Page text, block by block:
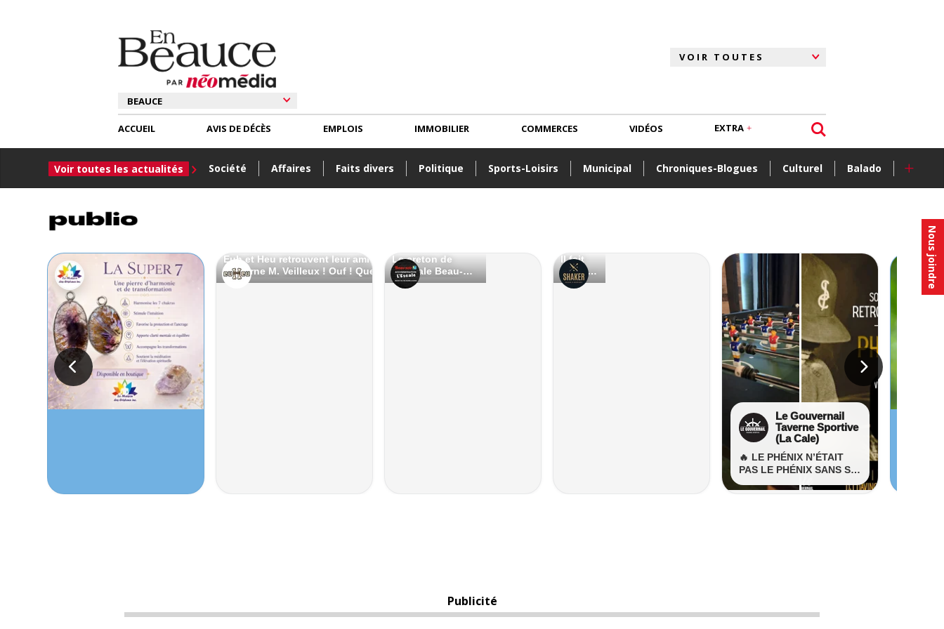
Nous joindre
ACCUEIL
Voir toutes les actualités Société Affaires Faits divers Politique Sports-Loisirs Municipal Chroniques-Blogues Culturel Balado +
AVIS DE DÉCÈS EMPLOIS IMMOBILIER COMMERCES VIDÉOS EXTRA
Publicité